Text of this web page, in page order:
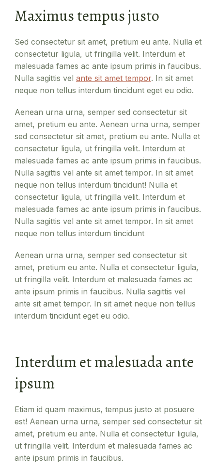
Maximus tempus justo
Sed consectetur sit amet, pretium eu ante. Nulla et
consectetur ligula, ut fringilla velit. Interdum et
malesuada fames ac ante ipsum primis in faucibus.
Nulla sagittis vel ante sit amet tempor. In sit amet
neque non tellus interdum tincidunt eget eu odio.
Aenean urna urna, semper sed consectetur sit
amet, pretium eu ante. Aenean urna urna, semper
sed consectetur sit amet, pretium eu ante. Nulla et
consectetur ligula, ut fringilla velit. Interdum et
malesuada fames ac ante ipsum primis in faucibus.
Nulla sagittis vel ante sit amet tempor. In sit amet
neque non tellus interdum tincidunt! Nulla et
consectetur ligula, ut fringilla velit. Interdum et
malesuada fames ac ante ipsum primis in faucibus.
Nulla sagittis vel ante sit amet tempor. In sit amet
neque non tellus interdum tincidunt
Aenean urna urna, semper sed consectetur sit
amet, pretium eu ante. Nulla et consectetur ligula,
ut fringilla velit. Interdum et malesuada fames ac
ante ipsum primis in faucibus. Nulla sagittis vel
ante sit amet tempor. In sit amet neque non tellus
interdum tincidunt eget eu odio.
Interdum et malesuada ante
ipsum
Etiam id quam maximus, tempus justo at posuere
est! Aenean urna urna, semper sed consectetur sit
amet, pretium eu ante. Nulla et consectetur ligula,
ut fringilla velit. Interdum et malesuada fames ac
ante ipsum primis in faucibus.